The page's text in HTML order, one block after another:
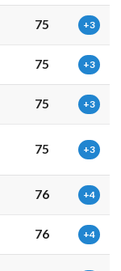
75 +3
75 +3
75 +3
75 +3
76 +4
76 +4